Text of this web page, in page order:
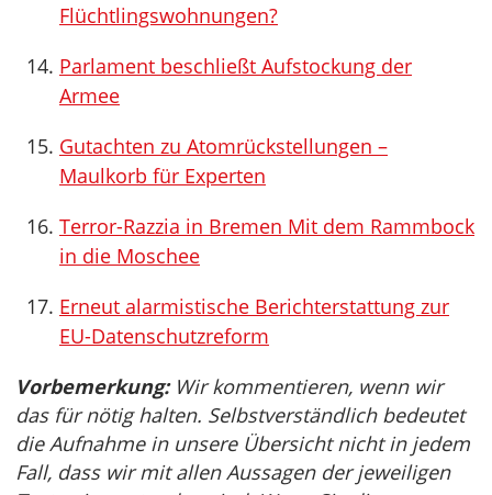
Flüchtlingswohnungen?
Parlament beschließt Aufstockung der
Armee
Gutachten zu Atomrückstellungen –
Maulkorb für Experten
Terror-Razzia in Bremen Mit dem Rammbock
in die Moschee
Erneut alarmistische Berichterstattung zur
EU-Datenschutzreform
Vorbemerkung:Wir kommentieren, wenn wir
das für nötig halten. Selbstverständlich bedeutet
die Aufnahme in unsere Übersicht nicht in jedem
Fall, dass wir mit allen Aussagen der jeweiligen